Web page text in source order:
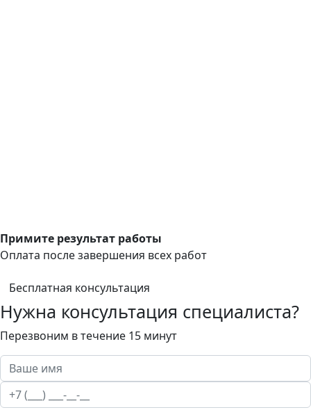
Примите результат работы
Оплата после завершения всех работ
Бесплатная консультация
Нужна консультация специалиста?
Перезвоним в течение 15 минут